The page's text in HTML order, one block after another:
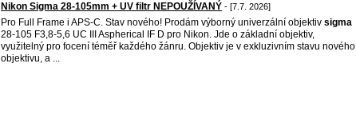
Nikon Sigma 28-105mm + UV filtr NEPOUŽÍVANÝ - [7.7. 2026]
Pro Full Frame i APS-C. Stav nového! Prodám výborný univerzální objektiv sigma
28-105 F3,8-5,6 UC III Aspherical IF D pro Nikon. Jde o základní objektiv,
využitelný pro focení téměř každého žánru. Objektiv je v exkluzivním stavu nového
objektivu, a ...